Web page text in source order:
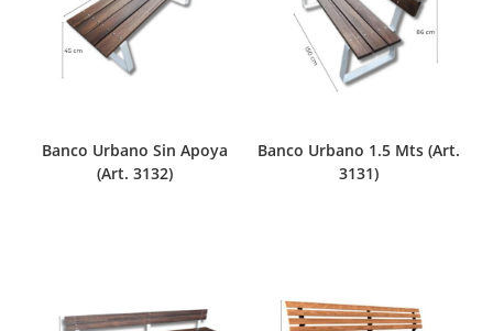
Banco Urbano Sin Apoya
(Art. 3132)
Banco Urbano 1.5 Mts (Art.
3131)